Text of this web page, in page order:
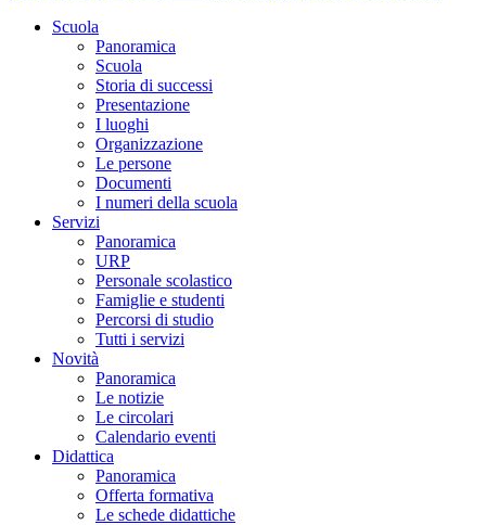
Scuola
Panoramica
Scuola
Storia di successi
Presentazione
I luoghi
Organizzazione
Le persone
Documenti
I numeri della scuola
Servizi
Panoramica
URP
Personale scolastico
Famiglie e studenti
Percorsi di studio
Tutti i servizi
Novità
Panoramica
Le notizie
Le circolari
Calendario eventi
Didattica
Panoramica
Offerta formativa
Le schede didattiche